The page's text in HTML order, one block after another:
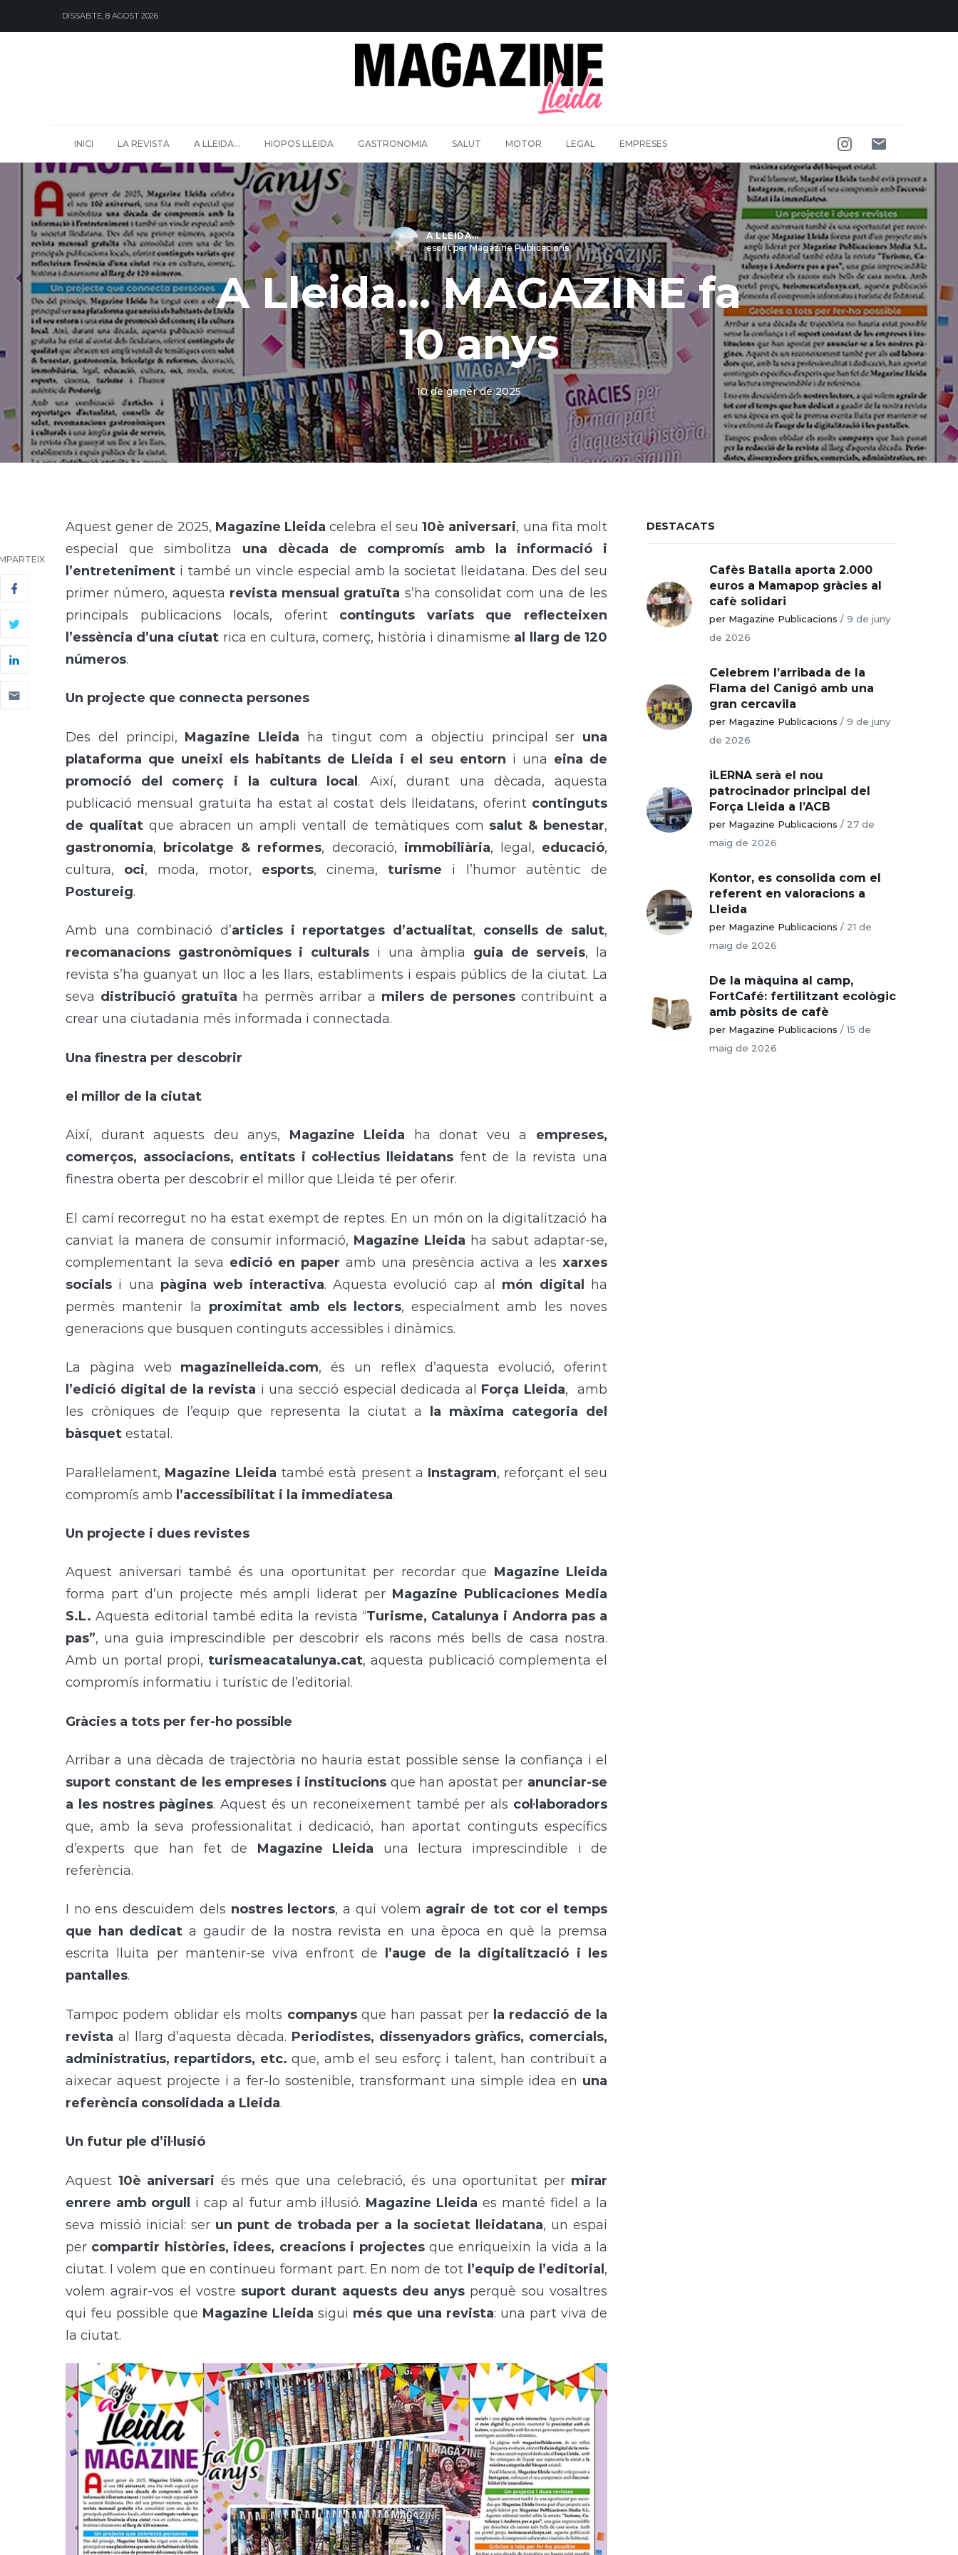
DISSABTE, 8 AGOST 2026
INICI LA REVISTA A LLEIDA… HIOPOS LLEIDA GASTRONOMIA SALUT MOTOR LEGAL EMPRESES
A LLEIDA...
escrit per Magazine Publicacions
A Lleida… MAGAZINE fa
10 anys
10 de gener de 2025
Aquest gener de 2025, Magazine Lleida celebra el seu10è aniversari, una fita molt
especial que simbolitza una dècada de compromís amb la informació i
l’entreteniment i també un vincle especial amb la societat lleidatana. Des del seu
primer número, aquesta revista mensual gratuïta s’ha consolidat com una de les
principals publicacions locals, oferint continguts variats que reflecteixen
l’essència d’una ciutat rica en cultura, comerç, història i dinamisme al llarg de 120
números.
Un projecte que connecta persones
Des del principi, Magazine Lleida ha tingut com a objectiu principal ser una
plataforma que uneixi els habitants de Lleida i el seu entorn i una eina de
promoció del comerç i la cultura local . Així, durant una dècada, aquesta
publicació mensual gratuïta ha estat al costat dels lleidatans, oferint continguts
de qualitatque abracen un ampli ventall de temàtiques com salut & benestar,
gastronomia, bricolatge & reformes, decoració, immobiliària, legal, educació,
cultura, oci, moda, motor, esports, cinema, turisme i l’humor autèntic de
Postureig.
Amb una combinació d’articles i reportatges d’actualitat, consells de salut,
recomanacions gastronòmiques i culturals i una àmplia guia de serveis, la
revista s’ha guanyat un lloc a les llars, establiments i espais públics de la ciutat. La
seva distribució gratuïta ha permès arribar a milers de personescontribuint a
crear una ciutadania més informada i connectada.
Una finestra per descobrir
el millor de la ciutat
Així, durant aquests deu anys, Magazine Lleida ha donat veu a empreses,
comerços, associacions, entitats i col·lectius lleidatans fent de la revista una
finestra oberta per descobrir el millor que Lleida té per oferir.
El camí recorregut no ha estat exempt de reptes. En un món on la digitalització ha
canviat la manera de consumir informació, Magazine Lleida ha sabut adaptar-se,
complementant la seva edició en paper amb una presència activa a les xarxes
socials i una pàgina web interactiva. Aquesta evolució cap al món digital
ha
permès mantenir la proximitat amb els lectors, especialment amb les noves
generacions que busquen continguts accessibles i dinàmics.
La pàgina web magazinelleida.com, és un reflex d’aquesta evolució, oferint
l’edició digital de la revista i una secció especial dedicada al Força Lleida,
amb
les cròniques de l’equip que representa la ciutat a
la màxima categoria del
bàsquet estatal.
Paral·lelament, Magazine Lleida també està present a Instagram, reforçant el seu
compromís amb l’accessibilitat i la immediatesa.
Un projecte i dues revistes
Aquest aniversari també és una oportunitat per recordar que Magazine Lleida
forma part d’un projecte més ampli liderat per Magazine Publicaciones Media
S.L. Aquesta editorial també edita la revista “Turisme, Catalunya i Andorra pas a
pas”, una guia imprescindible per descobrir els racons més bells de casa nostra.
Amb un portal propi, turismeacatalunya.cat, aquesta publicació complementa el
compromís informatiu i turístic de l’editorial.
Gràcies a tots per fer-ho possible
Arribar a una dècada de trajectòria no hauria estat possible sense la confiança i el
suport constant de les empreses i institucions que han apostat per anunciar-se
a les nostres pàgines. Aquest és un reconeixement també per als col·laboradors
que, amb la seva professionalitat i dedicació, han aportat continguts específics
d’experts que han fet de Magazine Lleida una lectura imprescindible i de
referència.
I no ens descuidem dels nostres lectors, a qui volem agrair de tot cor el temps
que han dedicat a gaudir de la nostra revista en una època en què la premsa
escrita lluita per mantenir-se viva enfront de l’auge de la digitalització i les
pantalles.
Tampoc podem oblidar els molts companysque han passat per la redacció de la
revista al llarg d’aquesta dècada. Periodistes, dissenyadors gràfics, comercials,
administratius, repartidors, etc. que, amb el seu esforç i talent, han contribuït a
aixecar aquest projecte i a fer-lo sostenible, transformant una simple idea en una
referència consolidada a Lleida.
Un futur ple d’il·lusió
Aquest 10è aniversari és més que una celebració, és una oportunitat per mirar
enrere amb orgull i cap al futur amb il·lusió. Magazine Lleida es manté fidel a la
seva missió inicial: ser un punt de trobada per a la societat lleidatana, un espai
per compartir històries, idees, creacions i projectesque enriqueixin la vida a la
ciutat. I volem que en continueu formant part. En nom de tot l’equip de l’editorial,
volem agrair-vos el vostre suport durant aquests deu anys perquè sou vosaltres
qui feu possible que Magazine Lleida sigui més que una revista: una part viva de
la ciutat.
DESTACATS
Cafès Batalla aporta 2.000
euros a Mamapop gràcies al
cafè solidari
per Magazine Publicacions / 9 de juny
de 2026
Celebrem l’arribada de la
Flama del Canigó amb una
gran cercavila
per Magazine Publicacions / 9 de juny
de 2026
iLERNA serà el nou
patrocinador principal del
Força Lleida a l’ACB
per Magazine Publicacions / 27 de
maig de 2026
Kontor, es consolida com el
referent en valoracions a
Lleida
per Magazine Publicacions / 21 de
maig de 2026
De la màquina al camp,
FortCafé: fertilitzant ecològic
amb pòsits de cafè
per Magazine Publicacions /15 de
maig de 2026